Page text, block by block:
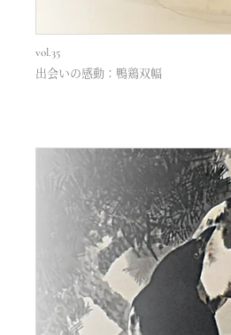
vol.35
出会いの感動：鴨鶏双幅